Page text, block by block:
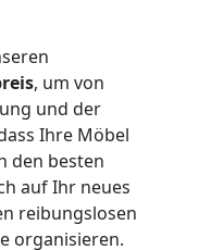
, um von
und der
Ihre Möbel
den besten
auf Ihr neues
reibungslosen
organisieren.